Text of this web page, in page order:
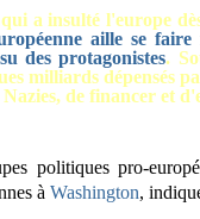
a insulté l'europe
aille se
des protagonistes.
milliards
de financer et
politiques pro-
à Washington,